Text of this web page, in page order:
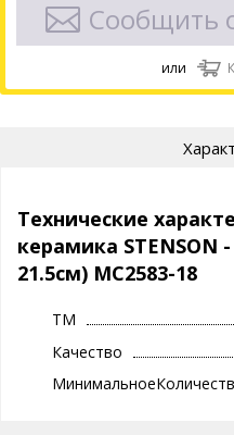
Сообщить
или
Технические
керамика STENSON
21.5см) MC2583-18
ТМ
Качество